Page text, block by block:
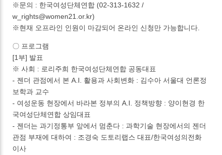
※문의 : 한국여성단체연합 (02-313-1632 /
w_rights@women21.or.kr)
※현재 오프라인 인원이 마감되어 온라인 신청만 가능합니다.
〇 프로그램
[1부] 발표
※ 사회 : 로리주희 한국여성단체연합 공동대표
- 젠더 관점에서 본 A.I. 활용과 사회변화 : 김수아 서울대 언론정
보학과 교수
- 여성운동 현장에서 바라본 정부의 A.I. 정책방향 : 양이현경 한
국여성단체연합 상임대표
- 젠더는 과기정통부 앞에서 멈춘다 : 과학기술 현장에서의 젠더
관점 부재에 대하여 : 조경숙 도토리랩스 대표/한국여성의전화
이사